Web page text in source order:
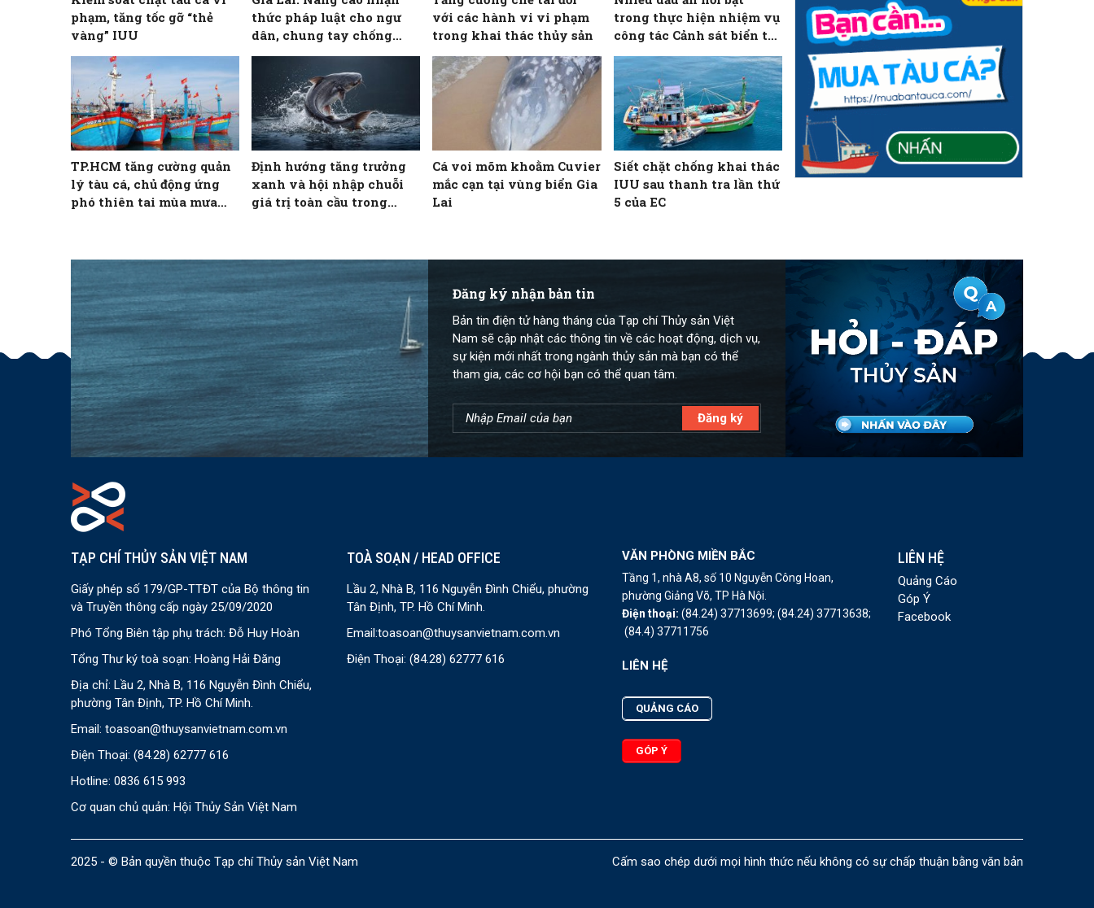
phạm, tăng tốc gỡ “thẻ
vàng” IUU
thức pháp luật cho ngư
dân, chung tay chống
khai thác IUU
với các hành vi vi phạm
trong khai thác thủy sản
trong thực hiện nhiệm vụ
công tác Cảnh sát biển tại
Hải đội 102
TP.HCM tăng cường quản
lý tàu cá, chủ động ứng
phó thiên tai mùa mưa
Định hướng tăng trưởng
xanh và hội nhập chuỗi
giá trị toàn cầu trong
Cá voi mõm khoằm Cuvier
mắc cạn tại vùng biển Gia
Lai
Siết chặt chống khai thác
IUU sau thanh tra lần thứ
5 của EC
Đăng ký nhận bản tin
Bản tin điện tử hàng tháng của Tạp chí Thủy sản Việt
Nam sẽ cập nhật các thông tin về các hoạt động, dịch vụ,
sự kiện mới nhất trong ngành thủy sản mà bạn có thể
tham gia, các cơ hội bạn có thể quan tâm.
TẠP CHÍ THỦY SẢN VIỆT NAM
Giấy phép số 179/GP-TTĐT của Bộ thông tin
và Truyền thông cấp ngày 25/09/2020
Phó Tổng Biên tập phụ trách: Đỗ Huy Hoàn
Tổng Thư ký toà soạn: Hoàng Hải Đăng
Địa chỉ: Lầu 2, Nhà B, 116 Nguyễn Đình Chiểu,
phường Tân Định, TP. Hồ Chí Minh.
Email: toasoan@thuysanvietnam.com.vn
Điện Thoại: (84.28) 62777 616
Hotline: 0836 615 993
Cơ quan chủ quản: Hội Thủy Sản Việt Nam
TOÀ SOẠN / HEAD OFFICE
Lầu 2, Nhà B, 116 Nguyễn Đình Chiểu, phường
Tân Định, TP. Hồ Chí Minh.
Email:toasoan@thuysanvietnam.com.vn
Điện Thoại: (84.28) 62777 616
VĂN PHÒNG MIỀN BẮC
Tầng 1, nhà A8, số 10 Nguyễn Công Hoan,
phường Giảng Võ, TP Hà Nội.
Điện thoại:(84.24) 37713699;(84.24) 37713638;
(84.4) 37711756
LIÊN HỆ
QUẢNG CÁO
GÓP Ý
LIÊN HỆ
Quảng Cáo
Góp Ý
Facebook
2025 - © Bản quyền thuộc Tạp chí Thủy sản Việt Nam Cấm sao chép dưới mọi hình thức nếu không có sự chấp thuận bằng văn bản